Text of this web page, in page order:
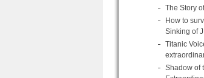
The Story
How to
Sinking of
Titanic
Shadow of